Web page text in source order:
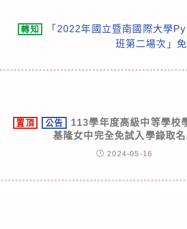
轉知
「2022年國立暨南國際大學
班第二場次」
置頂 公告
113學年度高級中等學校
基隆女中完全免試入學錄取名
2024-05-16